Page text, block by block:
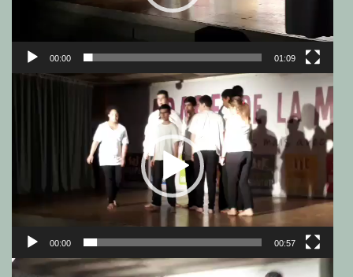
00:00 01:09
00:00 00:57
Lecteur